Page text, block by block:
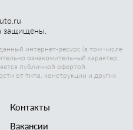
защищены.
интернет-ресурс (в том числе
ознакомительный характер,
публичной офертой.
от типа, конструкции и других
Контакты
Вакансии